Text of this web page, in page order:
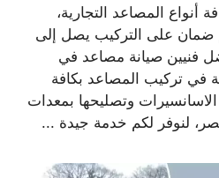
أنواع المصاعد التجارية،
ضمان على التركيب يصل إلى
فنيين صيانة مصاعد في
في تركيب المصاعد بكافة
الاسانسيرات وتصليحها بمعدات
لنوفر لكم خدمة جيدة ...